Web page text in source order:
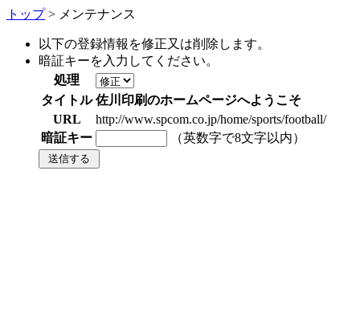
トップ> メンテナンス
以下の登録情報を修正又は削除します。
暗証キーを入力してください。
処理
タイトル 佐川印刷のホームページへようこそ
URL
http://www.spcom.co.jp/home/sports/football/
暗証キー
（英数字で8文字以内）